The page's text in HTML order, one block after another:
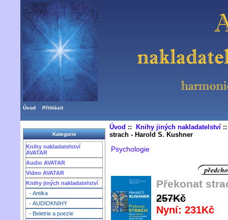
Úvod Přihlásit
Kategorie
Knihy nakladatelství
AVATAR
Audio AVATAR
Video AVATAR
Knihy jiných nakladatelství
- Antika
- AUDIOKNIHY
- Beletrie a poezie
Úvod :: Knihy jiných nakladatelství
strach - Harold S. Kushner
Psychologie
Překonat
257Kč
Nyní: 231Kč